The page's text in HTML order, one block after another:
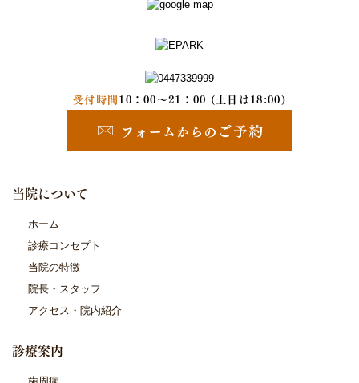
受付時間10：00～21：00 (土日は18:00)
当院について
ホーム
診療コンセプト
当院の特徴
院長・スタッフ
アクセス・院内紹介
診療案内